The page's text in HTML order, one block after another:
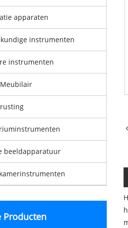
apparaten
instrumenten
instrumenten
beeldapparatuur
Producten